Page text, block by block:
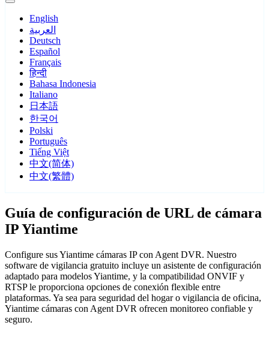
English
العربية
Deutsch
Español
Français
हिन्दी
Bahasa Indonesia
Italiano
日本語
한국어
Polski
Português
Tiếng Việt
中文(简体)
中文(繁體)
Guía de configuración de URL de cámara
IP Yiantime
Configure sus Yiantime cámaras IP con Agent DVR. Nuestro
software de vigilancia gratuito incluye un asistente de configuración
adaptado para modelos Yiantime, y la compatibilidad ONVIF y
RTSP le proporciona opciones de conexión flexible entre
plataformas. Ya sea para seguridad del hogar o vigilancia de oficina,
Yiantime cámaras con Agent DVR ofrecen monitoreo confiable y
seguro.